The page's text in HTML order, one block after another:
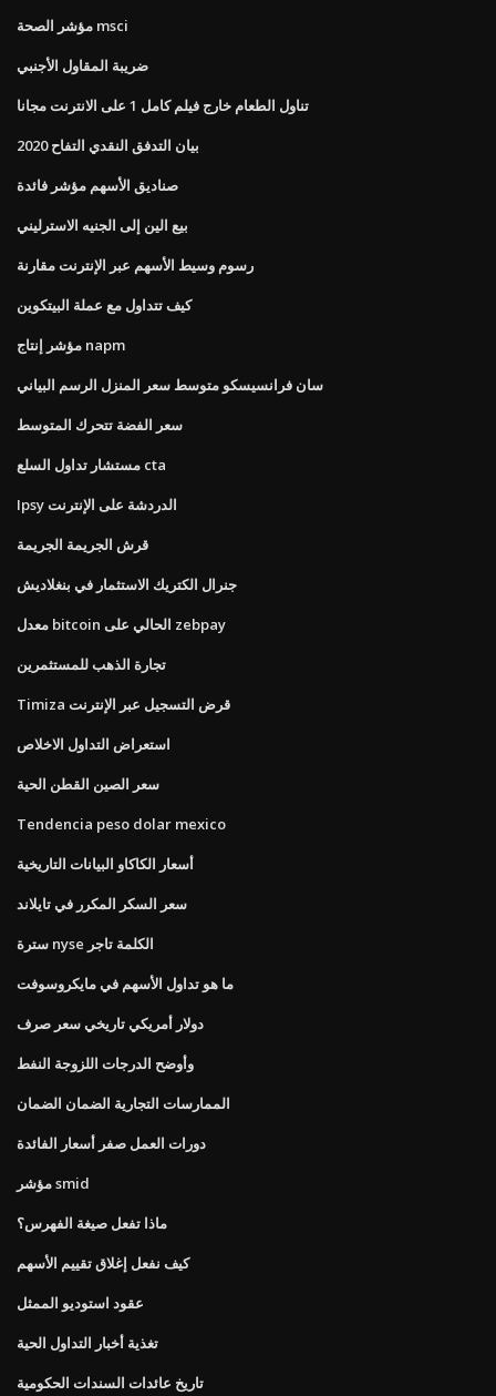
مؤشر الصحة msci
ضريبة المقاول الأجنبي
تناول الطعام خارج فيلم كامل 1 على الانترنت مجانا
بيان التدفق النقدي التفاح 2020
صناديق الأسهم مؤشر فائدة
بيع الين إلى الجنيه الاسترليني
رسوم وسيط الأسهم عبر الإنترنت مقارنة
كيف تتداول مع عملة البيتكوين
مؤشر إنتاج napm
سان فرانسيسكو متوسط ​​سعر المنزل الرسم البياني
سعر الفضة تتحرك المتوسط
مستشار تداول السلع cta
Ipsy الدردشة على الإنترنت
قرش الجريمة الجريمة
جنرال الكتريك الاستثمار في بنغلاديش
معدل bitcoin الحالي على zebpay
تجارة الذهب للمستثمرين
Timiza قرض التسجيل عبر الإنترنت
استعراض التداول الاخلاص
سعر الصين القطن الحية
Tendencia peso dolar mexico
أسعار الكاكاو البيانات التاريخية
سعر السكر المكرر في تايلاند
سترة nyse الكلمة تاجر
ما هو تداول الأسهم في مايكروسوفت
دولار أمريكي تاريخي سعر صرف
وأوضح الدرجات اللزوجة النفط
الممارسات التجارية الضمان الضمان
دورات العمل صفر أسعار الفائدة
مؤشر smid
ماذا تفعل صيغة الفهرس؟
كيف نفعل إغلاق تقييم الأسهم
عقود استوديو الممثل
تغذية أخبار التداول الحية
تاريخ عائدات السندات الحكومية